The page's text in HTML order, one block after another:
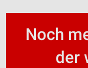
Noch
der